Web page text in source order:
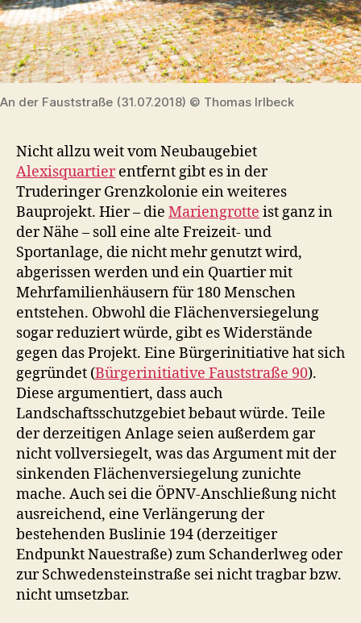
An der Fauststraße (31.07.2018) © Thomas Irlbeck
Nicht allzu weit vom Neubaugebiet
Alexisquartierentfernt gibt es in der
Truderinger Grenzkolonie ein weiteres
Bauprojekt. Hier – die Mariengrotte ist ganz in
der Nähe – soll eine alte Freizeit- und
Sportanlage, die nicht mehr genutzt wird,
abgerissen werden und ein Quartier mit
Mehrfamilienhäusern für 180 Menschen
entstehen. Obwohl die Flächenversiegelung
sogar reduziert würde, gibt es Widerstände
gegen das Projekt. Eine Bürgerinitiative hat sich
gegründet (Bürgerinitiative Fauststraße 90).
Diese argumentiert, dass auch
Landschaftsschutzgebiet bebaut würde. Teile
der derzeitigen Anlage seien außerdem gar
nicht vollversiegelt, was das Argument mit der
sinkenden Flächenversiegelung zunichte
mache. Auch sei die ÖPNV-Anschließung nicht
ausreichend, eine Verlängerung der
bestehenden Buslinie 194 (derzeitiger
Endpunkt Nauestraße) zum Schanderlweg oder
zur Schwedensteinstraße sei nicht tragbar bzw.
nicht umsetzbar.